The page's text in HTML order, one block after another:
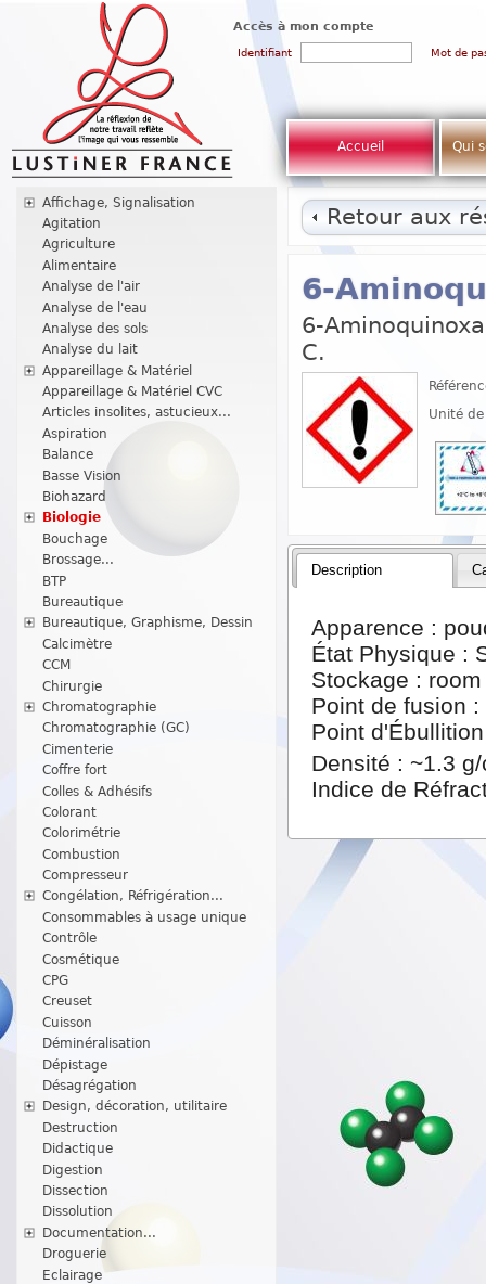
Accès à mon compte
Identifiant Mot de
Accueil Qui
Affichage, Signalisation
Agitation
Agriculture
Alimentaire
Analyse de l'air
Analyse de l'eau
Analyse des sols
Analyse du lait
Appareillage & Matériel
Appareillage & Matériel CVC
Articles insolites, astucieux...
Aspiration
Balance
Basse Vision
Biohazard
Biologie
Bouchage
Brossage...
BTP
Bureautique
Bureautique, Graphisme, Dessin
Calcimètre
CCM
Chirurgie
Chromatographie
Chromatographie (GC)
Cimenterie
Coffre fort
Colles & Adhésifs
Colorant
Colorimétrie
Combustion
Compresseur
Congélation, Réfrigération...
Consommables à usage unique
Contrôle
Cosmétique
CPG
Creuset
Cuisson
Déminéralisation
Dépistage
Désagrégation
Design, décoration, utilitaire
Destruction
Didactique
Digestion
Dissection
Dissolution
Documentation...
Droguerie
Eclairage
Retour aux
6-
6-
C.
Unité
Description
Apparence :
État Physique :
Stockage :
Point de fusion :
Point
Densité : ~1.3
Indice de